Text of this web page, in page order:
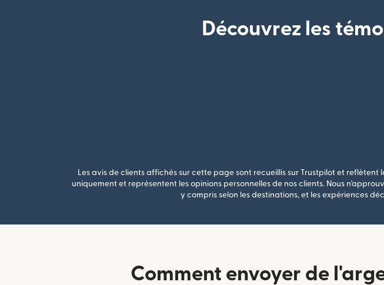
Découvrez les
Les avis de clients affichés sur cette page sont recueillis sur Trustpilot et
uniquement et représentent les opinions personnelles de nos clients. Nous
y compris selon les destinations, et les expériences
Comment envoyer de